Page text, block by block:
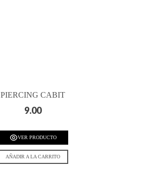
PIERCING CABIT
9.00
VER PRODUCTO
AÑADIR A LA CARRITO